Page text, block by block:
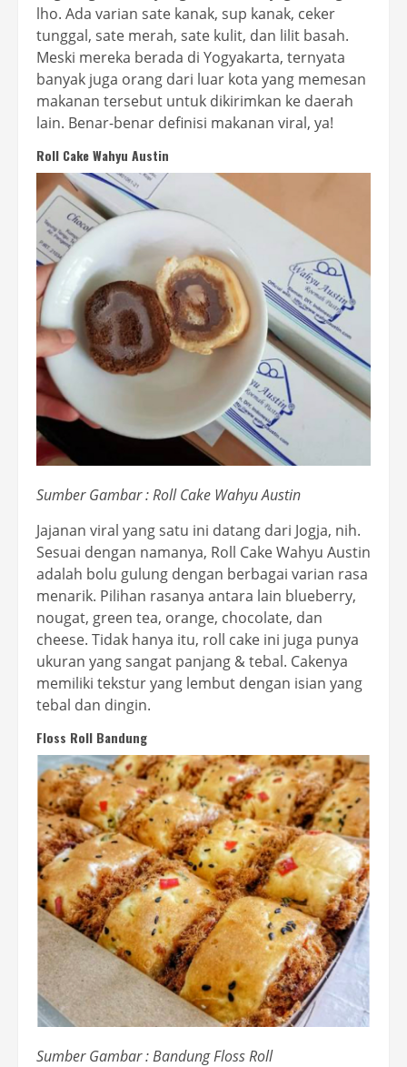
lho. Ada varian sate kanak, sup kanak, ceker
tunggal, sate merah, sate kulit, dan lilit basah.
Meski mereka berada di Yogyakarta, ternyata
banyak juga orang dari luar kota yang memesan
makanan tersebut untuk dikirimkan ke daerah
lain. Benar-benar definisi makanan viral, ya!
Roll Cake Wahyu Austin
Sumber Gambar : Roll Cake Wahyu Austin
Jajanan viral yang satu ini datang dari Jogja, nih.
Sesuai dengan namanya, Roll Cake Wahyu Austin
adalah bolu gulung dengan berbagai varian rasa
menarik. Pilihan rasanya antara lain blueberry,
nougat, green tea, orange, chocolate, dan
cheese. Tidak hanya itu, roll cake ini juga punya
ukuran yang sangat panjang & tebal. Cakenya
memiliki tekstur yang lembut dengan isian yang
tebal dan dingin.
Floss Roll Bandung
Sumber Gambar : Bandung Floss Roll